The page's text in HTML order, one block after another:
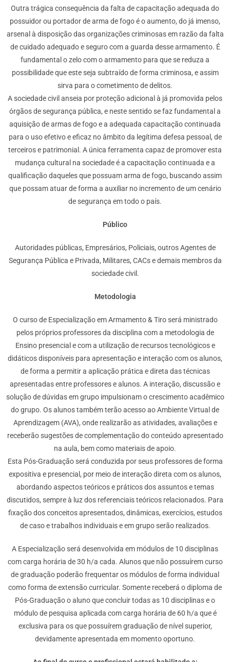
Outra trágica consequência da falta de capacitação adequada do
possuidor ou portador de arma de fogo é o aumento, do já imenso,
arsenal à disposição das organizações criminosas em razão da falta
de cuidado adequado e seguro com a guarda desse armamento. É
fundamental o zelo com o armamento para que se reduza a
possibilidade que este seja subtraído de forma criminosa, e assim
sirva para o cometimento de delitos.
A sociedade civil anseia por proteção adicional à já promovida pelos
órgãos de segurança pública, e neste sentido se faz fundamental a
aquisição de armas de fogo e a adequada capacitação continuada
para o uso efetivo e eficaz no âmbito da legítima defesa pessoal, de
terceiros e patrimonial. A única ferramenta capaz de promover esta
mudança cultural na sociedade é a capacitação continuada e a
qualificação daqueles que possuam arma de fogo, buscando assim
que possam atuar de forma a auxiliar no incremento de um cenário
de segurança em todo o país.
Público
Autoridades públicas, Empresários, Policiais, outros Agentes de
Segurança Pública e Privada, Militares, CACs e demais membros da
sociedade civil.
Metodologia
O curso de Especialização em Armamento & Tiro será ministrado
pelos próprios professores da disciplina com a metodologia de
Ensino presencial e com a utilização de recursos tecnológicos e
didáticos disponíveis para apresentação e interação com os alunos,
de forma a permitir a aplicação prática e direta das técnicas
apresentadas entre professores e alunos. A interação, discussão e
solução de dúvidas em grupo impulsionam o crescimento acadêmico
do grupo. Os alunos também terão acesso ao Ambiente Virtual de
Aprendizagem (AVA), onde realizarão as atividades, avaliações e
receberão sugestões de complementação do conteúdo apresentado
na aula, bem como materiais de apoio.
Esta Pós-Graduação será conduzida por seus professores de forma
expositiva e presencial, por meio de interação direta com os alunos,
abordando aspectos teóricos e práticos dos assuntos e temas
discutidos, sempre à luz dos referenciais teóricos relacionados. Para
fixação dos conceitos apresentados, dinâmicas, exercícios, estudos
de caso e trabalhos individuais e em grupo serão realizados.
A Especialização será desenvolvida em módulos de 10 disciplinas
com carga horária de 30 h/a cada. Alunos que não possuírem curso
de graduação poderão frequentar os módulos de forma individual
como forma de extensão curricular. Somente receberá o diploma de
Pós-Graduação o aluno que concluir todas as 10 disciplinas e o
módulo de pesquisa aplicada com carga horária de 60 h/a que é
exclusiva para os que possuírem graduação de nível superior,
devidamente apresentada em momento oportuno.